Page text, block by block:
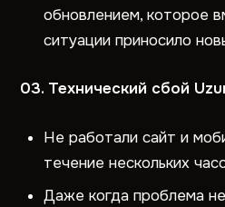
обновлением, которое
ситуации приносило
03. Технический сбой
Не работали сайт и
течение нескольких
Даже когда проблема